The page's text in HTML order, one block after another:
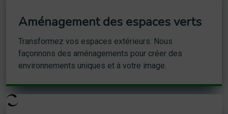
Aménagement des espaces verts
Transformez vos espaces extérieurs. Nous
façonnons des aménagements pour créer des
environnements uniques et à votre image.